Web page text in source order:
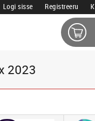
Logi sisse Registreeru
2023